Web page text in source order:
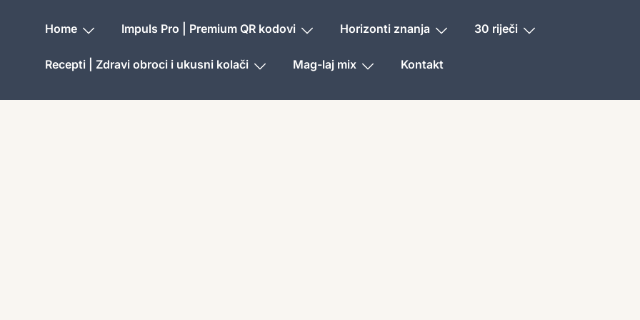
Home Impuls Pro | Premium QR kodovi Horizonti znanja 30 riječi
Recepti | Zdravi obroci i ukusni kolači Mag-laj mix Kontakt